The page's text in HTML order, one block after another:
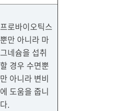
프로바이오틱스
뿐만 아니라 마
그네슘을 섭취
할 경우 수면뿐
만 아니라 변비
에 도움을 줍니
다.